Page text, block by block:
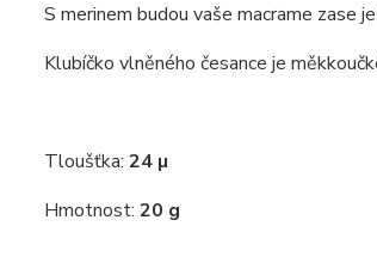
S merinem budou vaše macrame zase
Klubíčko vlněného česance je
Tloušťka: 24 µ
Hmotnost: 20 g